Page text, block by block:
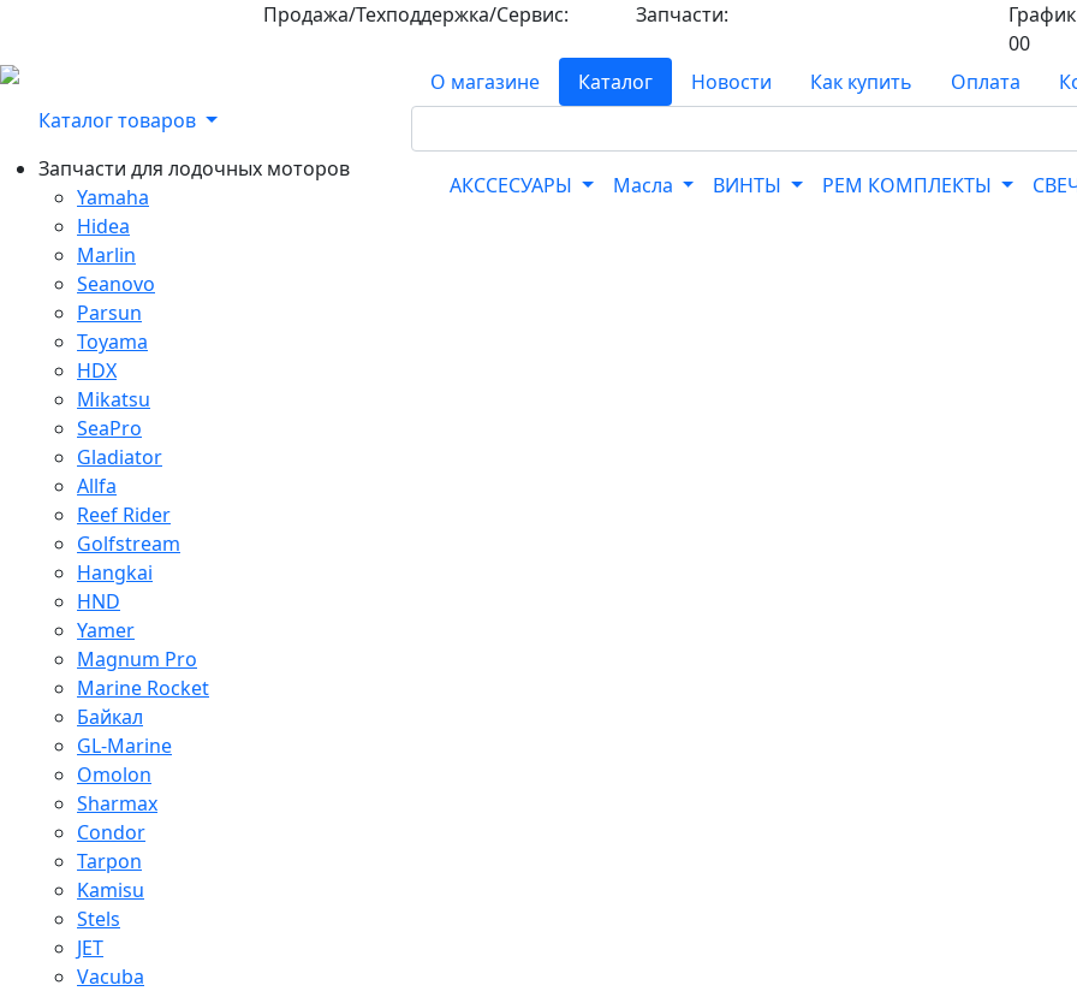
Продажа/Техподдержка/Сервис: Запчасти:
00
Каталог товаров
Запчасти для лодочных моторов
Yamaha
Hidea
Marlin
Seanovo
Parsun
Toyama
HDX
Mikatsu
SeaPro
Gladiator
Allfa
Reef Rider
Golfstream
Hangkai
HND
Yamer
Magnum Pro
Marine Rocket
Байкал
GL-Marine
Omolon
Sharmax
Condor
Tarpon
Kamisu
Stels
JET
Vacuba
О магазине Каталог Новости Как купить Оплата
АКССЕСУАРЫ Масла ВИНТЫ РЕМ КОМПЛЕКТЫ